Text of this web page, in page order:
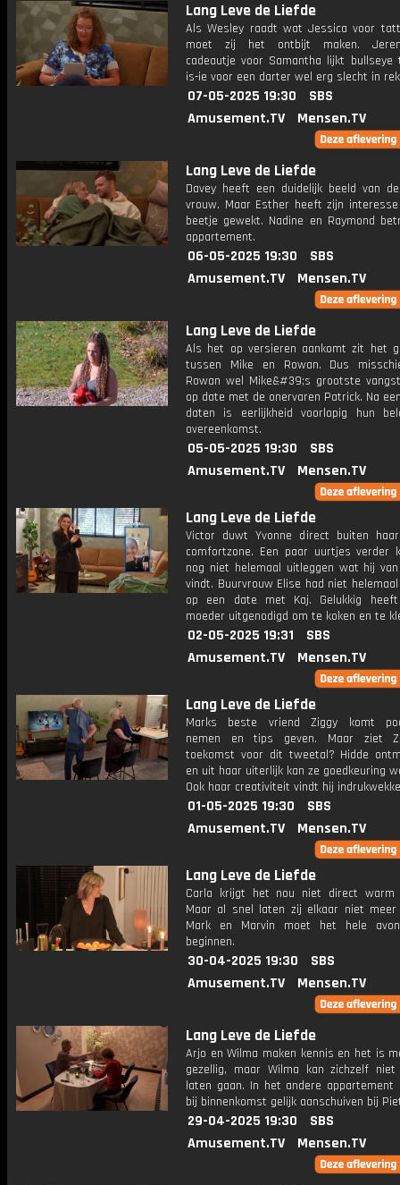
Lang Leve de Liefde
Als Wesley raadt wat Jessica voor
moet zij het ontbijt maken.
cadeautje voor Samantha lijkt bullseye
is-ie voor een darter wel erg slecht in
07-05-2025 19:30
SBS
Amusement.TV
Mensen.TV
Lang Leve de Liefde
Davey heeft een duidelijk beeld van
vrouw. Maar Esther heeft zijn
beetje gewekt. Nadine en Raymond
appartement.
06-05-2025 19:30
SBS
Amusement.TV
Mensen.TV
Lang Leve de Liefde
Als het op versieren aankomt zit het
tussen Mike en Rowan. Dus
Rowan wel Mike&#39;s grootste
op date met de onervaren Patrick. Na
daten is eerlijkheid voorlopig hun
overeenkomst.
05-05-2025 19:30
SBS
Amusement.TV
Mensen.TV
Lang Leve de Liefde
Victor duwt Yvonne direct buiten
comfortzone. Een paar uurtjes verder
nog niet helemaal uitleggen wat hij
vindt. Buurvrouw Elise had niet
op een date met Kaj. Gelukkig
moeder uitgenodigd om te koken en te
02-05-2025 19:31
SBS
Amusement.TV
Mensen.TV
Lang Leve de Liefde
Marks beste vriend Ziggy komt
nemen en tips geven. Maar ziet
toekomst voor dit tweetal? Hidde
en uit haar uiterlijk kan ze goedkeuring
Ook haar creativiteit vindt hij
01-05-2025 19:30
SBS
Amusement.TV
Mensen.TV
Lang Leve de Liefde
Carla krijgt het nou niet direct warm
Maar al snel laten zij elkaar niet meer
Mark en Marvin moet het hele
beginnen.
30-04-2025 19:30
SBS
Amusement.TV
Mensen.TV
Lang Leve de Liefde
Arjo en Wilma maken kennis en het is
gezellig, maar Wilma kan zichzelf niet
laten gaan. In het andere appartement
bij binnenkomst gelijk aanschuiven bij
29-04-2025 19:30
SBS
Amusement.TV
Mensen.TV